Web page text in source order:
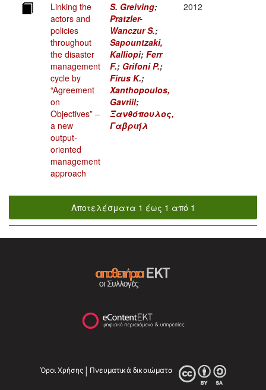
Linking the
actors and
policies
throughout
the disaster
management
cycle by
“Agreement
on
Objectives” –
a new
output-
oriented
management
approach
S. Greiving;
Pratzler-
Wanczur S.;
Sapountzaki,
Kalliopi; Ferr
F.; Grifoni P.;
Firus K.;
Xanthopoulos,
Gavriil;
Ξανθόπουλος,
Γαβριήλ
2012
Αποτελέσματα 1 έως 1 από 1